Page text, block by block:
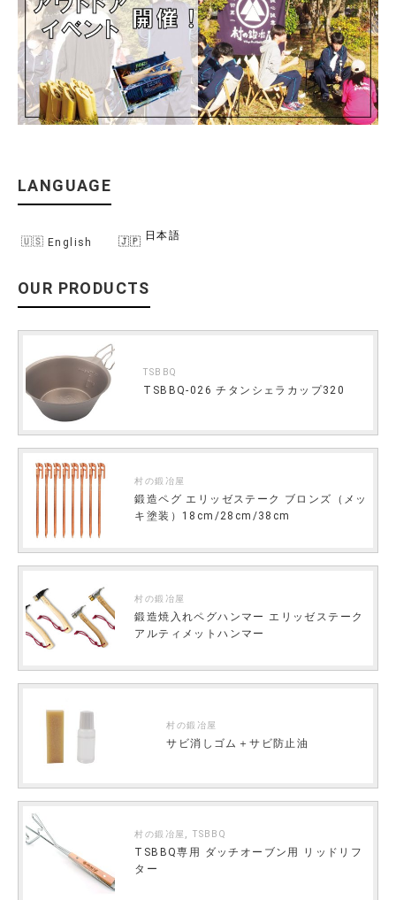
LANGUAGE
English
日本語
OUR PRODUCTS
TSBBQ
TSBBQ-026 チタンシェラカップ320
村の鍛冶屋
鍛造ペグ エリッゼステーク ブロンズ（メッ
キ塗装）18cm/28cm/38cm
村の鍛冶屋
鍛造焼入れペグハンマー エリッゼステーク
アルティメットハンマー
村の鍛冶屋
サビ消しゴム＋サビ防止油
村の鍛冶屋 , TSBBQ
TSBBQ専用 ダッチオーブン用 リッドリフ
ター